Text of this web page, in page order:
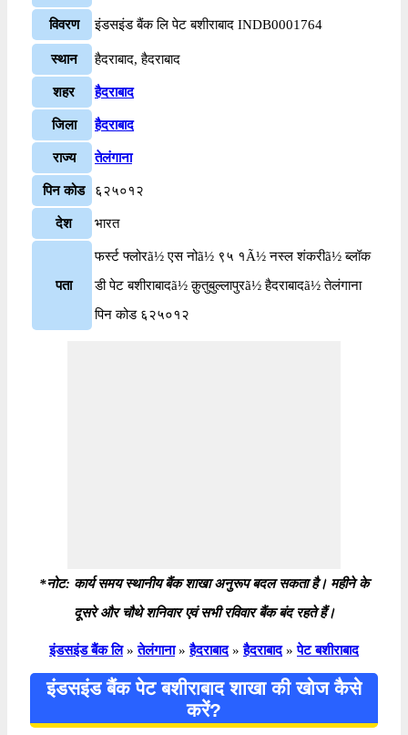
विवरण इंडसइंड बैंक लि पेट बशीराबाद INDB0001764
स्थान हैदराबाद, हैदराबाद
शहर हैदराबाद
जिला हैदराबाद
राज्य तेलंगाना
पिन कोड ६२५०१२
देश भारत
पता
फर्स्ट फ्लोरã½ एस नोã½ ९५ १Ã½ नस्ल शंकरीã½ ब्लॉक
डी पेट बशीराबादã½ क़ुतुबुल्लापुरã½ हैदराबादã½ तेलंगाना
पिन कोड ६२५०१२
*नोट: कार्य समय स्थानीय बैंक शाखा अनुरूप बदल सकता है। महीने के
दूसरे और चौथे शनिवार एवं सभी रविवार बैंक बंद रहते हैं।
इंडसइंड बैंक लि » तेलंगाना » हैदराबाद » हैदराबाद » पेट बशीराबाद
इंडसइंड बैंक पेट बशीराबाद शाखा की खोज कैसे
करें?